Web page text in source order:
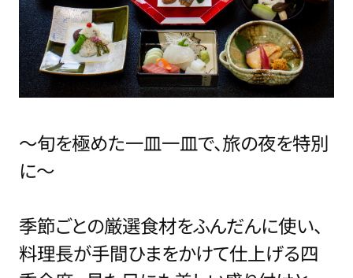
～旬を極めた一皿一皿で、旅の夜を特別
に～
季節ごとの厳選食材をふんだんに使い、
料理長が手間ひまをかけて仕上げる四